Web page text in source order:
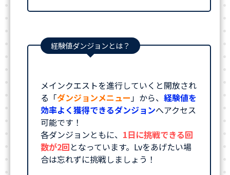
経験値ダンジョンとは？
メインクエストを進行していくと開放され
る「ダンジョンメニュー」から、 経験値を
効率よく獲得できるダンジョンへアクセス
可能です！
各ダンジョンともに、 1日に挑戦できる回
数が2回となっています。Lvをあげたい場
合は忘れずに挑戦しましょう！